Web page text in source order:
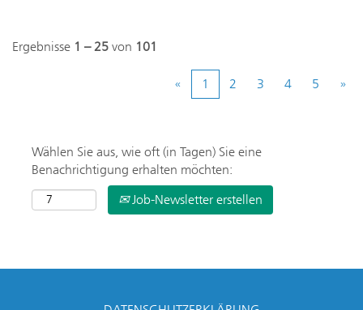
Ergebnisse 1 – 25 von 101
« 1 2 3 4 5 »
Wählen Sie aus, wie oft (in Tagen) Sie eine
Benachrichtigung erhalten möchten:
Job-Newsletter erstellen